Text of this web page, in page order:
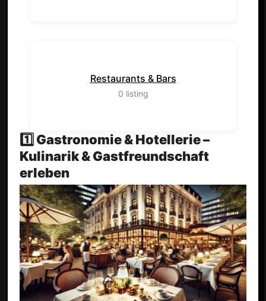
Restaurants & Bars
0 listing
1️⃣ Gastronomie & Hotellerie –
Kulinarik & Gastfreundschaft
erleben